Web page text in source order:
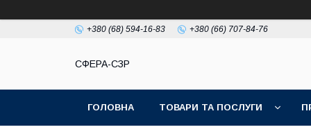
+380 (68) 594-16-83 +380 (66) 707-84-76
СФЕРА-СЗР
ГОЛОВНА ТОВАРИ ТА ПОСЛУГИ